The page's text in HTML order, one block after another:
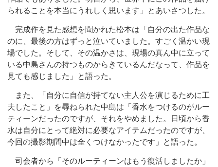
られることを本当にうれしく思います」とあいさつした。
完成作を見た感想を聞かれた松本は「自分の出た作品な
のに、最後の方はずっと泣いていました。すごく温かい現
場でした。そして、その温かさは、現場の真ん中に立って
いる中島さんの持つものからきているんだなって、作品を
見ても感じました」と語った。
また、「自分に自信が持てない主人公を演じるために工
夫したこと」を尋ねられた中島は「香水をつけるのがルー
ティーンだったのですが、それをやめました。日頃から香
水は自分にとって絶対に必要なアイテムだったのですが、
今回の撮影期間中は全くつけなかったです」と語った。
司会者から「そのルーティーンはもう復活しましたか」